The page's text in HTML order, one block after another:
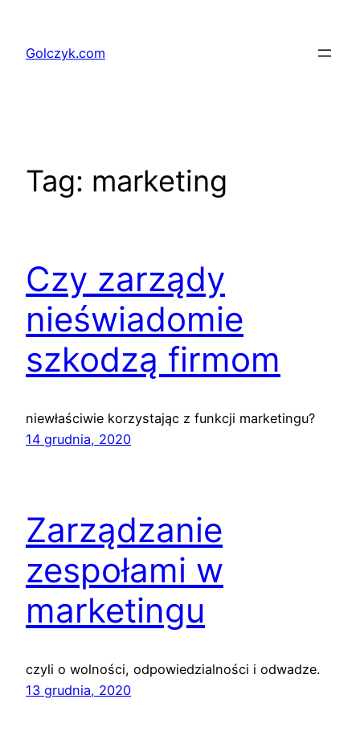
treściGolczyk.com
Tag: marketing
Czy zarządy
nieświadomie
szkodzą firmom
niewłaściwie korzystając z funkcji marketingu?
14 grudnia, 2020
Zarządzanie
zespołami w
marketingu
czyli o wolności, odpowiedzialności i odwadze.
13 grudnia, 2020